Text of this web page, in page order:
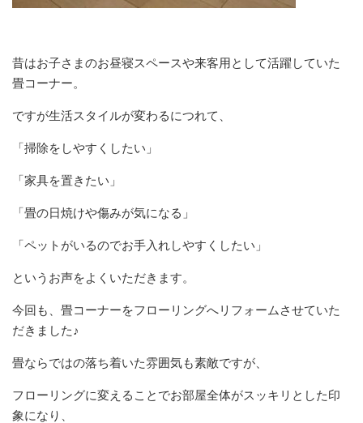
昔はお子さまのお昼寝スペースや来客用として活躍していた
畳コーナー。
ですが生活スタイルが変わるにつれて、
「掃除をしやすくしたい」
「家具を置きたい」
「畳の日焼けや傷みが気になる」
「ペットがいるのでお手入れしやすくしたい」
というお声をよくいただきます。
今回も、畳コーナーをフローリングへリフォームさせていた
だきました♪
畳ならではの落ち着いた雰囲気も素敵ですが、
フローリングに変えることでお部屋全体がスッキリとした印
象になり、